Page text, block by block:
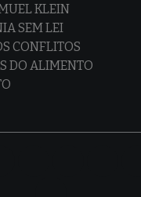
KLEIN
SEM LEI
CONFLITOS
DO ALIMENTO